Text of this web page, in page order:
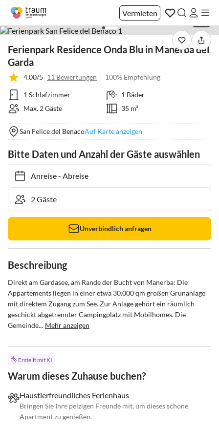
Vermieten
Ferienpark Residence Onda Blu in Manerba del
Garda
4.00/5 11 Bewertungen 100% Empfehlung
1 Schlafzimmer
1 Bäder
Max. 2 Gäste
35 m²
San Felice del BenacoAuf Karte anzeigen
Bitte Daten und Anzahl der Gäste auswählen
Anreise- Abreise
Unverbindlich anfragen
Beschreibung
Direkt am Gardasee, am Rande der Bucht von Manerba: Die
Appartements liegen in einer etwa 30.000 qm großen Grünanlage
mit direktem Zugang zum See. Zur Anlage gehört ein räumlich
geschickt abgetrennter Campingplatz mit Mobilhomes. Die
Gemeinde... Mehr anzeigen
Erstellt mit KI
Warum dieses Zuhause buchen?
Haustierfreundliches Ferienhaus
Bringen Sie Ihre pelzigen Freunde mit, um dieses schöne
Apartment zu genießen.